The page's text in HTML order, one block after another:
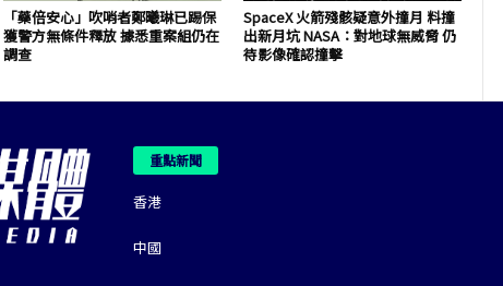
「藥倍安心」吹哨者鄭曦琳已踢保
獲警方無條件釋放 據悉重案組仍在
調查
SpaceX 火箭殘骸疑意外撞月 料撞
出新月坑 NASA：對地球無威脅 仍
待影像確認撞擊
重點新聞
香港
中國